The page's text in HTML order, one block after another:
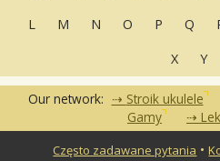
L
M N O P Q
X
Y
Our network: Stroik ukulele
Gamy
Często zadawane pytania •